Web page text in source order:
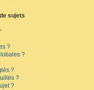
sujets
?
?
?
?
?